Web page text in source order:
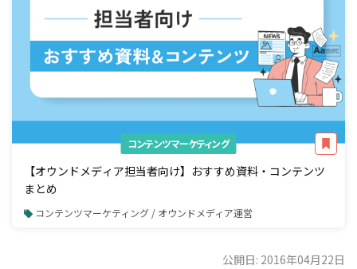
コンテンツマーケティング
【オウンドメディア担当者向け】おすすめ資料・コンテンツ
まとめ
コンテンツマーケティング / オウンドメディア運営
公開日: 2016年04月22日